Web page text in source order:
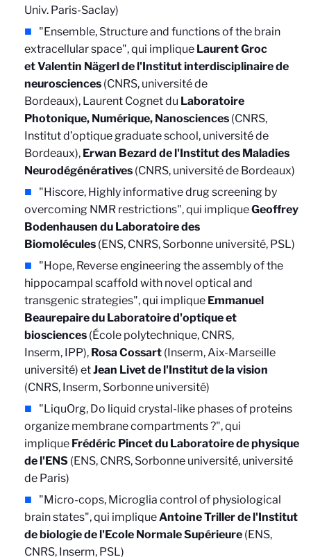
Univ. Paris-Saclay)
"Ensemble, Structure and functions of the brain
extracellular space", qui implique Laurent Groc
et Valentin Nägerl de l'Institut interdisciplinaire de
neurosciences (CNRS, université de
Bordeaux), Laurent Cognet du Laboratoire
Photonique, Numérique, Nanosciences (CNRS,
Institut d’optique graduate school, université de
Bordeaux), Erwan Bezard de l'Institut des Maladies
Neurodégénératives (CNRS, université de Bordeaux)
"Hiscore, Highly informative drug screening by
overcoming NMR restrictions", qui impliqueGeoffrey
Bodenhausen du Laboratoire des
Biomolécules (ENS, CNRS, Sorbonne université, PSL)
"Hope, Reverse engineering the assembly of the
hippocampal scaffold with novel optical and
transgenic strategies", qui implique Emmanuel
Beaurepaire du Laboratoire d'optique et
biosciences (École polytechnique, CNRS,
Inserm, IPP), Rosa Cossart (Inserm, Aix-Marseille
université) etJean Livet de l'Institut de la vision
(CNRS, Inserm, Sorbonne université)
"LiquOrg, Do liquid crystal-like phases of proteins
organize membrane compartments ?", qui
implique Frédéric Pincet du Laboratoire de physique
de l'ENS (ENS, CNRS, Sorbonne université, université
de Paris)
"Micro-cops, Microglia control of physiological
brain states", qui impliqueAntoine Triller de l'Institut
de biologie de l'Ecole Normale Supérieure (ENS,
CNRS, Inserm, PSL)